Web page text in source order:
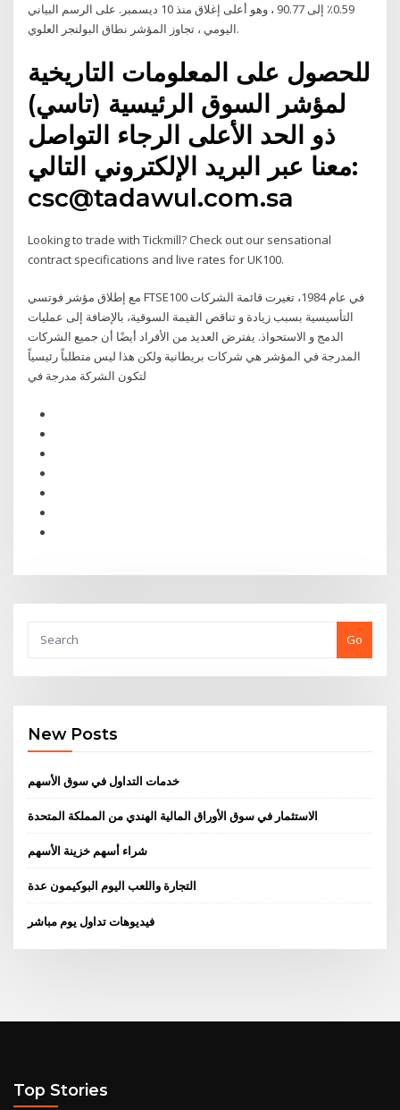
0.59٪ إلى 90.77 ، وهو أعلى إغلاق منذ 10 ديسمبر. على الرسم البياني
اليومي ، تجاوز المؤشر نطاق البولنجر العلوي.
للحصول على المعلومات التاريخية
لمؤشر السوق الرئيسية (تاسي)
ذو الحد الأعلى الرجاء التواصل
معنا عبر البريد الإلكتروني التالي:
csc@tadawul.com.sa
Looking to trade with Tickmill? Check out our sensational
contract specifications and live rates for UK100.
مع إطلاق مؤشر فوتسي FTSE100 في عام 1984، تغيرت قائمة الشركات
التأسيسية بسبب زيادة و تناقص القيمة السوقية، بالإضافة إلى عمليات
الدمج و الاستحواذ. يفترض العديد من الأفراد أيضًا أن جميع الشركات
المدرجة في المؤشر هي شركات بريطانية ولكن هذا ليس متطلباً رئيسياً
لتكون الشركة مدرجة في
Go
New Posts
خدمات التداول في سوق الأسهم
الاستثمار في سوق الأوراق المالية الهندي من المملكة المتحدة
شراء أسهم خزينة الأسهم
التجارة واللعب اليوم البوكيمون عدة
فيديوهات تداول يوم مباشر
Top Stories